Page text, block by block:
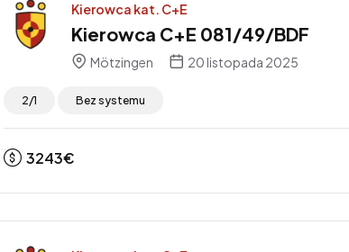
Kierowca kat. C+E
Kierowca C+E 081/49/BDF
Mötzingen 20 listopada 2025
2/1 Bez systemu
3243€